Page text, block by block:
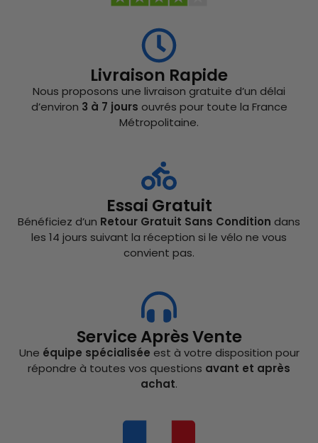
Livraison Rapide
Nous proposons une livraison gratuite d’un délai
d’environ 3 à 7 jours ouvrés pour toute la France
Métropolitaine.
Essai Gratuit
Bénéficiez d’un Retour Gratuit Sans Condition dans
les 14 jours suivant la réception si le vélo ne vous
convient pas.
Service Après Vente
Une équipe spécialisée est à votre disposition pour
répondre à toutes vos questions avant et après
achat.